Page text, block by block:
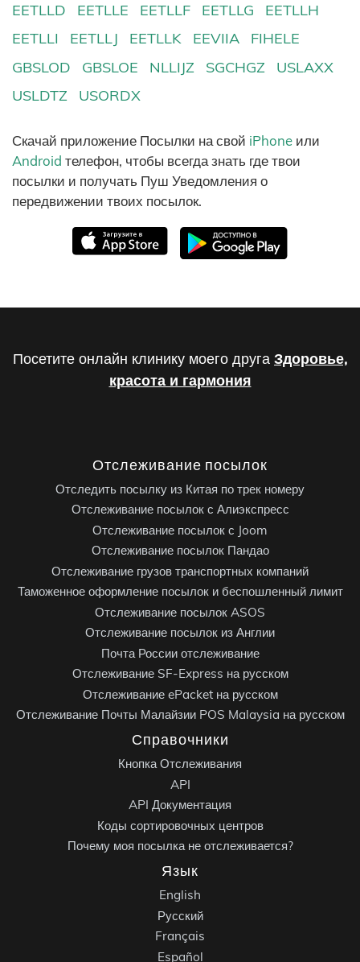
EETLLD
EETLLE EETLLF EETLLG
EETLLH
EETLLI
EETLLJ EETLLK EEVIIA
FIHELE
GBSLOD
GBSLOE NLLIJZ SGCHGZ
USLAXX
USLDTZ
USORDX
Скачай приложение Посылки на свой iPhone или
Android телефон, чтобы всегда знать где твои
посылки и получать Пуш Уведомления о
передвижении твоих посылок.
Посетите онлайн клинику моего друга Здоровье,
красота и гармония
Отслеживание посылок
Отследить посылку из Китая по трек номеру
Отслеживание посылок с Алиэкспресс
Отслеживание посылок с Joom
Отслеживание посылок Пандао
Отслеживание грузов транспортных компаний
Таможенное оформление посылок и беспошленный лимит
Отслеживание посылок ASOS
Отслеживание посылок из Англии
Почта России отслеживание
Отслеживание SF-Express на русском
Отслеживание ePacket на русском
Отслеживание Почты Малайзии POS Malaysia на русском
Справочники
Кнопка Отслеживания
API
API Документация
Коды сортировочных центров
Почему моя посылка не отслеживается?
Язык
English
Русский
Français
Español